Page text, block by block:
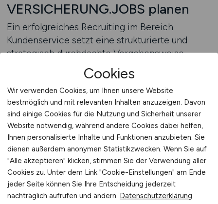
VERSICHERUNG.JOBS planen
Ein erfolgreiches Recruiting im Bereich
Kundenservice setzt eine strukturierte und
strategisch durchdachte Vorgehensweise
voraus. Arbeitgeber müssen nicht nur geeignete
Talente identifizieren, sondern auch
sicherstellen, dass diese sich durch die
Stellenanzeige angesprochen fühlen und die
fachliche Relevanz der Position erkennen.
Kundenservice-Fachkräfte erwarten Klarheit,
Transparenz und eine realistische Darstellung
der täglichen Aufgaben. Unternehmen, die
diese Erwartungen erfüllen, schaffen eine
vertrauenswürdige Grundlage für qualifizierte
Bewerbungen. Eine spezialisierte Plattform
Cookies
Wir verwenden Cookies, um Ihnen unsere Website
bestmöglich und mit relevanten Inhalten anzuzeigen. Davon
sind einige Cookies für die Nutzung und Sicherheit unserer
Website notwendig, während andere Cookies dabei helfen,
Ihnen personalisierte Inhalte und Funktionen anzubieten. Sie
dienen außerdem anonymen Statistikzwecken. Wenn Sie auf
"Alle akzeptieren" klicken, stimmen Sie der Verwendung aller
Cookies zu. Unter dem Link "Cookie-Einstellungen" am Ende
jeder Seite können Sie Ihre Entscheidung jederzeit
nachträglich aufrufen und ändern. Datenschutzerklärung